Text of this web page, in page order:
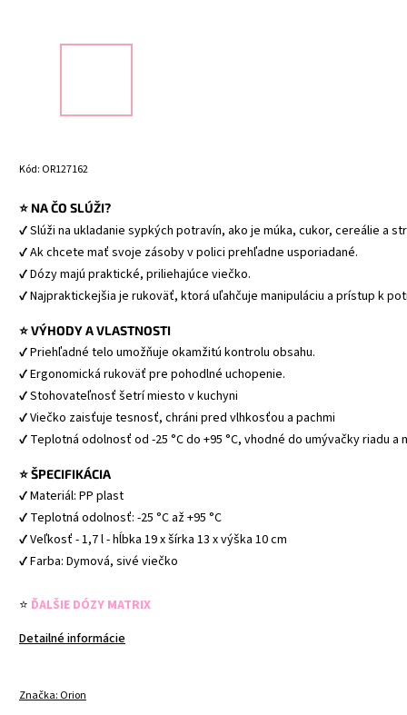
Kód: OR127162
⭐ NA ČO SLÚŽI?
✔ Slúži na ukladanie sypkých potravín, ako je múka, cukor, cereálie a
✔ Ak chcete mať svoje zásoby v polici prehľadne usporiadané.
✔ Dózy majú praktické, priliehajúce viečko.
✔ Najpraktickejšia je rukoväť, ktorá uľahčuje manipuláciu a prístup k
⭐ VÝHODY A VLASTNOSTI
✔ Priehľadné telo umožňuje okamžitú kontrolu obsahu.
✔ Ergonomická rukoväť pre pohodlné uchopenie.
✔ Stohovateľnosť šetrí miesto v kuchyni
✔ Viečko zaisťuje tesnosť, chráni pred vlhkosťou a pachmi
✔ Teplotná odolnosť od -25 °C do +95 °C, vhodné do umývačky riadu
⭐ ŠPECIFIKÁCIA
✔ Materiál: PP plast
✔ Teplotná odolnosť: -25 °C až +95 °C
✔ Veľkosť - 1,7 l - hĺbka 19 x šírka 13 x výška 10 cm
✔ Farba: Dymová, sivé viečko
⭐ ĎALŠIE DÓZY MATRIX
Detailné informácie
Značka: Orion